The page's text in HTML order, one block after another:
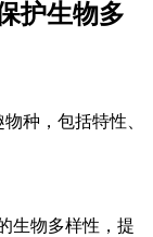
护生物多
种，包括特性、
生物多样性，提